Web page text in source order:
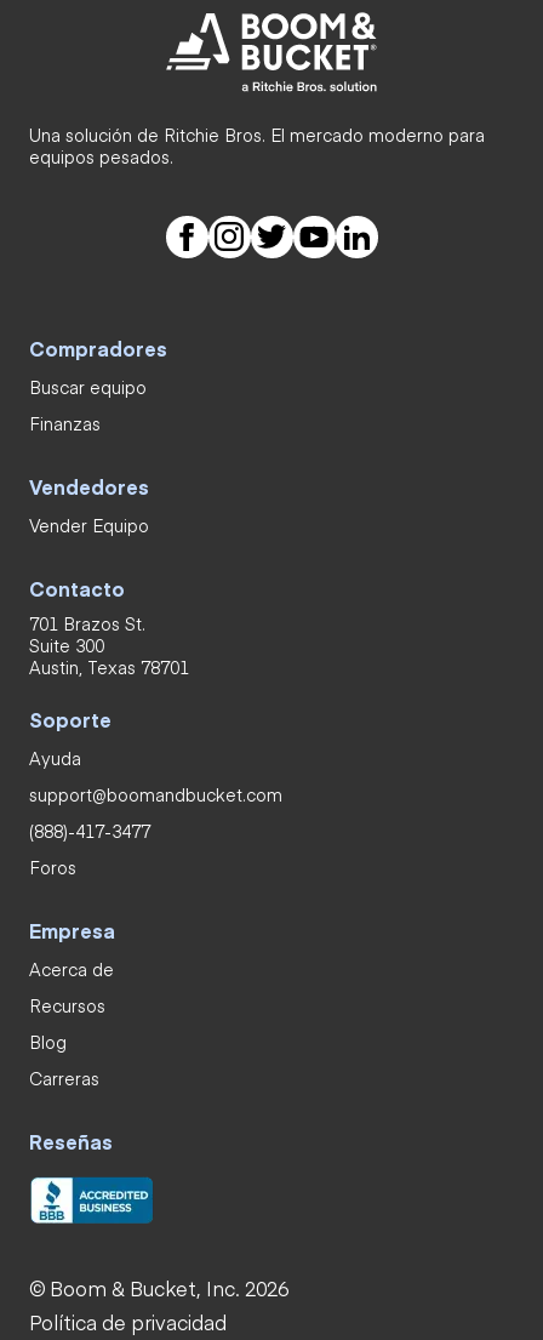
Una solución de Ritchie Bros. El mercado moderno para
equipos pesados.
Compradores
Buscar equipo
Finanzas
Vendedores
Vender Equipo
Contacto
701 Brazos St.
Suite 300
Austin, Texas 78701
Soporte
Ayuda
support@boomandbucket.com
(888)-417-3477
Foros
Empresa
Acerca de
Recursos
Blog
Carreras
Reseñas
© Boom & Bucket, Inc. 2026
Política de privacidad